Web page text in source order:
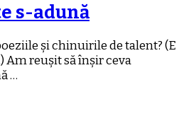
s-adună
și chinuirile de talent? (E
Am reușit să înșir ceva
…